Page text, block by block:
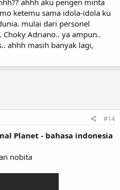
ahhh aku pengen minta
ketemu sama idola-idola ku
mulai dari personel
Choky Adriano.. ya ampun..
ahhh masih banyak lagi,
#14
Planet - bahasa indonesia
nobita